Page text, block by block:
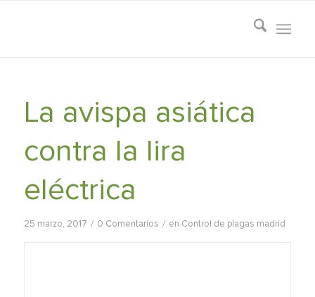
La avispa asiática
contra la lira
eléctrica
25 marzo, 2017 / 0 Comentarios / en Control de plagas madrid